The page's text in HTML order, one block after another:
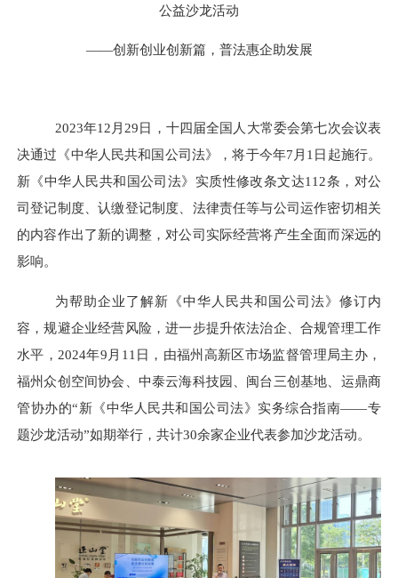
公益沙龙活动
——创新创业创新篇，普法惠企助发展
2023年12月29日，十四届全国人大常委会第七次会议表
决通过《中华人民共和国公司法》，将于今年7月1日起施行。
新《中华人民共和国公司法》实质性修改条文达112条，对公
司登记制度、认缴登记制度、法律责任等与公司运作密切相关
的内容作出了新的调整，对公司实际经营将产生全面而深远的
影响。
为帮助企业了解新《中华人民共和国公司法》修订内
容，规避企业经营风险，进一步提升依法治企、合规管理工作
水平， 2024年9月11日，由福州高新区市场监督管理局主办，
福州众创空间协会、中泰云海科技园、闽台三创基地、运鼎商
管协办的“新《中华人民共和国公司法》实务综合指南——专
题沙龙活动”如期举行，共计30余家企业代表参加沙龙活动。